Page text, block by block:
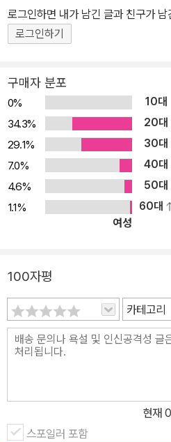
로그인하면 내가 남긴 글과 친구가
로그인하기
구매자 분포
0% 10대
34.3%
20대
29.1%
30대
7.0%
40대
4.6%
50대
1.1%
60대
여성
100자평
카테고리
현재 0
스포일러 포함